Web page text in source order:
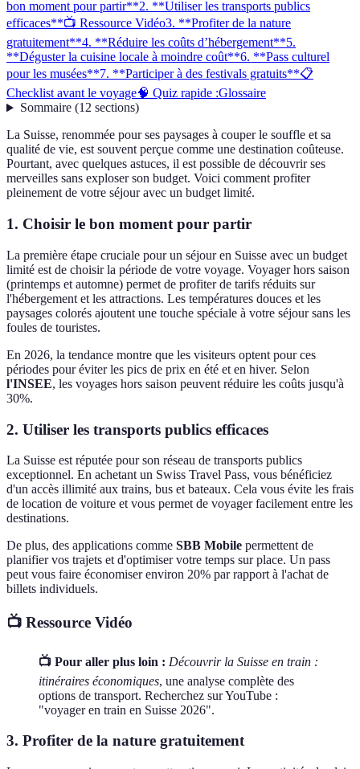
bon moment pour partir**2. **Utiliser les transports publics
efficaces**📺 Ressource Vidéo3. **Profiter de la nature
gratuitement**4. **Réduire les coûts d’hébergement**5.
**Déguster la cuisine locale à moindre coût**6. **Pass culturel
pour les musées**7. **Participer à des festivals gratuits**📋
Checklist avant le voyage🧠 Quiz rapide :Glossaire
Sommaire(12 sections)
La Suisse, renommée pour ses paysages à couper le souffle et sa
qualité de vie, est souvent perçue comme une destination coûteuse.
Pourtant, avec quelques astuces, il est possible de découvrir ses
merveilles sans exploser son budget. Voici comment profiter
pleinement de votre séjour avec un budget limité.
1. Choisir le bon moment pour partir
La première étape cruciale pour un séjour en Suisse avec un budget
limité est de choisir la période de votre voyage. Voyager hors saison
(printemps et automne) permet de profiter de tarifs réduits sur
l'hébergement et les attractions. Les températures douces et les
paysages colorés ajoutent une touche spéciale à votre séjour sans les
foules de touristes.
En 2026, la tendance montre que les visiteurs optent pour ces
périodes pour éviter les pics de prix en été et en hiver. Selon
l'INSEE, les voyages hors saison peuvent réduire les coûts jusqu'à
30%.
2. Utiliser les transports publics efficaces
La Suisse est réputée pour son réseau de transports publics
exceptionnel. En achetant un Swiss Travel Pass, vous bénéficiez
d'un accès illimité aux trains, bus et bateaux. Cela vous évite les frais
de location de voiture et vous permet de voyager facilement entre les
destinations.
De plus, des applications comme SBB Mobile permettent de
planifier vos trajets et d'optimiser votre temps sur place. Un pass
peut vous faire économiser environ 20% par rapport à l'achat de
billets individuels.
📺 Ressource Vidéo
📺 Pour aller plus loin : Découvrir la Suisse en train :
itinéraires économiques, une analyse complète des
options de transport. Recherchez sur YouTube :
"voyager en train en Suisse 2026".
3. Profiter de la nature gratuitement